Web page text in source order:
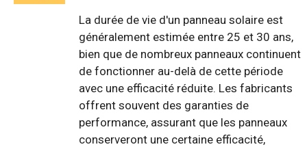
La durée de vie d'un panneau solaire est
généralement estimée entre 25 et 30 ans,
bien que de nombreux panneaux continuent
de fonctionner au-delà de cette période
avec une efficacité réduite. Les fabricants
offrent souvent des garanties de
performance, assurant que les panneaux
conserveront une certaine efficacité,